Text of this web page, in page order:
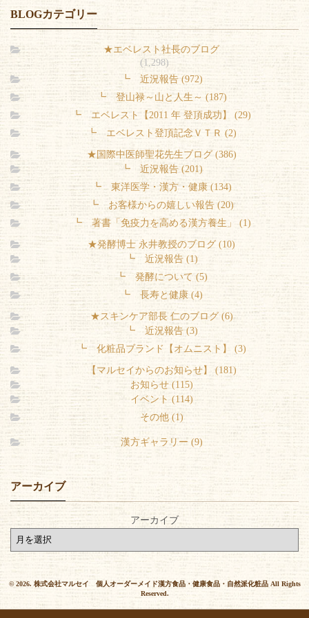
BLOGカテゴリー
★エベレスト社長のブログ
(1,298)
┗ 近況報告 (972)
┗ 登山禄～山と人生～ (187)
┗ エベレスト【2011 年 登頂成功】 (29)
┗ エベレスト登頂記念ＶＴＲ (2)
★国際中医師聖花先生ブログ (386)
┗ 近況報告 (201)
┗ 東洋医学・漢方・健康 (134)
┗ お客様からの嬉しい報告 (20)
┗ 著書「免疫力を高める漢方養生」 (1)
★発酵博士 永井教授のブログ (10)
┗ 近況報告 (1)
┗ 発酵について (5)
┗ 長寿と健康 (4)
★スキンケア部長 仁のブログ (6)
┗ 近況報告 (3)
┗ 化粧品ブランド【オムニスト】 (3)
【マルセイからのお知らせ】 (181)
お知らせ (115)
イベント (114)
その他 (1)
漢方ギャラリー (9)
アーカイブ
アーカイブ
© 2026. 株式会社マルセイ 個人オーダーメイド漢方食品・健康食品・自然派化粧品 All Rights
Reserved.